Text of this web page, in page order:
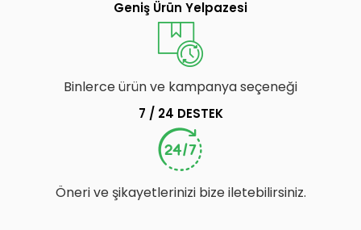
Geniş Ürün Yelpazesi
Binlerce ürün ve kampanya seçeneği
7 / 24 DESTEK
Öneri ve şikayetlerinizi bize iletebilirsiniz.